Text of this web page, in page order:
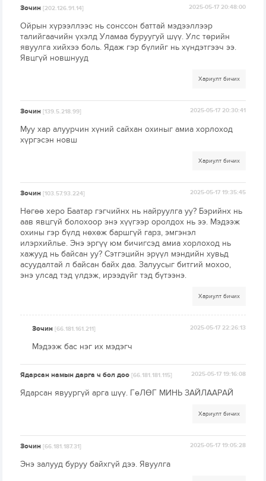
Зочин[202.126.91.14] 2025-05-17 20:48:00
Ойрын хүрээллээс нь сонссон баттай мэдээллээр
талийгаачийн үхэлд Уламаа буруугуй шүү. Улс төрийн
явуулга хийхээ боль. Ядаж гэр бүлийг нь хүндэтгээч ээ.
Явцгүй новшнууд
Хариулт бичих
Зочин[139.5.218.99] 2025-05-17 20:30:41
Муу хар алуурчин хүний сайхан охиныг амиа хорлоход
хүргэсэн новш
Хариулт бичих
Зочин[103.57.93.224] 2025-05-17 19:35:45
Нөгөө херо Баатар гэгчийнх нь найруулга уу? Бэрийнх нь
аав явцгүй болохоор энэ хүүгээр оролдох нь ээ. Мэдээж
охины гэр бүлд нөхөж баршгүй гарз, эмгэнэл
илэрхийлье. Энэ эргүү юм бичигсэд амиа хорлоход нь
хажууд нь байсан уу? Сэтгэцийн эрүүл мэндийн хувьд
асуудалтай л байсан байх даа. Залуусыг битгий мохоо,
энэ улсад тэд үлдэж, ирээдүйг тэд бүтээнэ.
Хариулт бичих
Зочин[66.181.161.211] 2025-05-17 22:26:13
Мэдээж бас нэг их мэдэгч
Ядарсан намын дарга ч бол доо[66.181.181.115] 2025-05-17 19:16:08
Ядарсан явуургүй арга шүү. ГөЛӨГ МИНЬ ЗАЙЛААРАЙ
Хариулт бичих
Зочин[66.181.187.31] 2025-05-17 19:05:28
Энэ залууд буруу байхгүй дээ. Явуулга